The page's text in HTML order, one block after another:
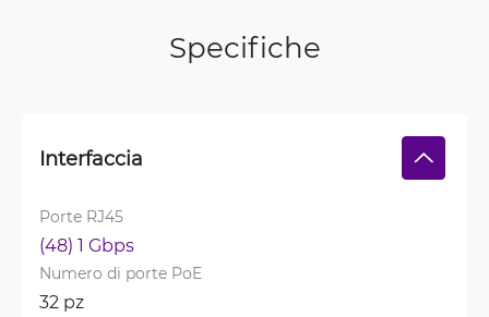
Specifiche
Interfaccia
Porte RJ45
(48) 1 Gbps
Numero di porte PoE
32 pz